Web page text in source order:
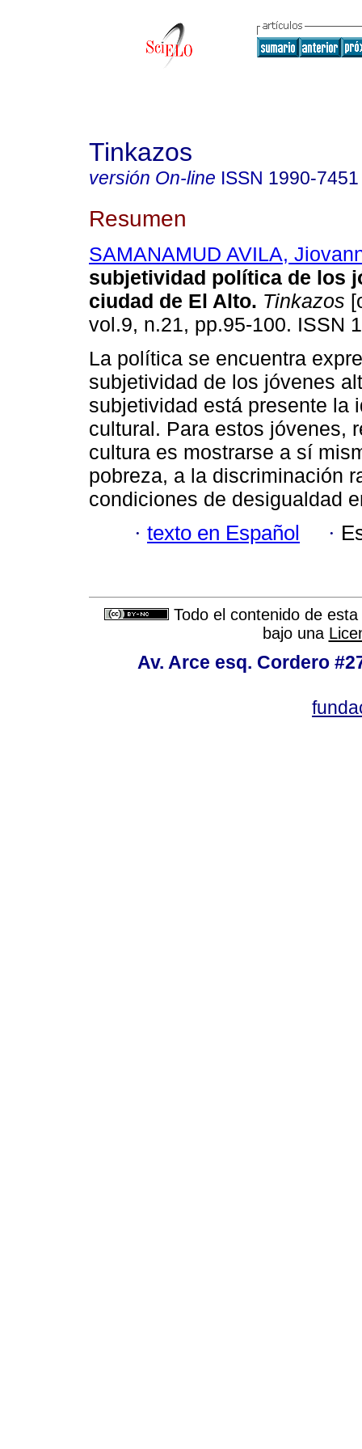
Tinkazos
versión On-line ISSN 1990-7451
Resumen
SAMANAMUD AVILA,
subjetividad política de los
ciudad de El Alto. Tinkazos
vol.9, n.21, pp.95-100. ISSN
La política se encuentra
subjetividad de los jóvenes
subjetividad está presente la
cultural. Para estos jóvenes,
cultura es mostrarse a sí
pobreza, a la discriminación
condiciones de desigualdad
· texto en Español ·
Todo el contenido de
bajo una
Av. Arce esq. Cordero